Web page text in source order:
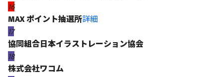
16
MAX ポイント抽選所詳細
17
協同組合日本イラストレーション協会
18
株式会社ワコム